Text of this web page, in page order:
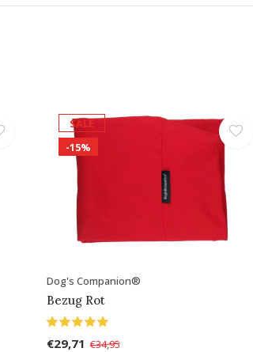
SALE
-15%
Dog's Companion®
Bezug Rot
€29,71 €34,95